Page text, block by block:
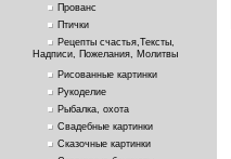
Прованс
Птички
Рецепты счастья,Тексты,
Надписи, Пожелания, Молитвы
Рисованные картинки
Рукоделие
Рыбалка, охота
Свадебные картинки
Сказочные картинки